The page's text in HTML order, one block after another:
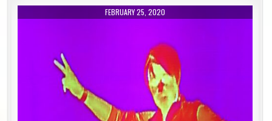
PUBLISHED DATE:
FEBRUARY 25, 2020